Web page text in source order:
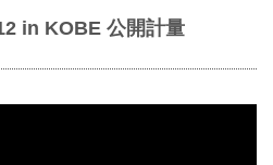
in KOBE 公開計量